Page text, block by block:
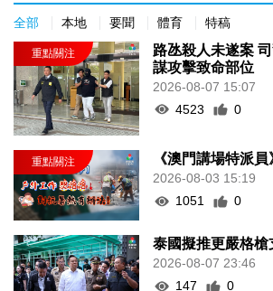
全部 本地 要聞 體育 特稿
路氹殺人未遂案
謀攻擊致命部位
2026-08-07 15:07
4523
0
《澳門講場特派
2026-08-03 15:19
1051
0
泰國擬推更嚴格槍
2026-08-07 23:46
147
0